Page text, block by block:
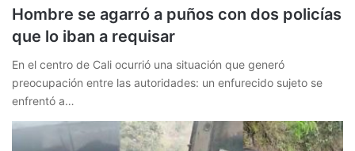
Hombre se agarró a puños con dos policías
que lo iban a requisar
En el centro de Cali ocurrió una situación que generó
preocupación entre las autoridades: un enfurecido sujeto se
enfrentó a…